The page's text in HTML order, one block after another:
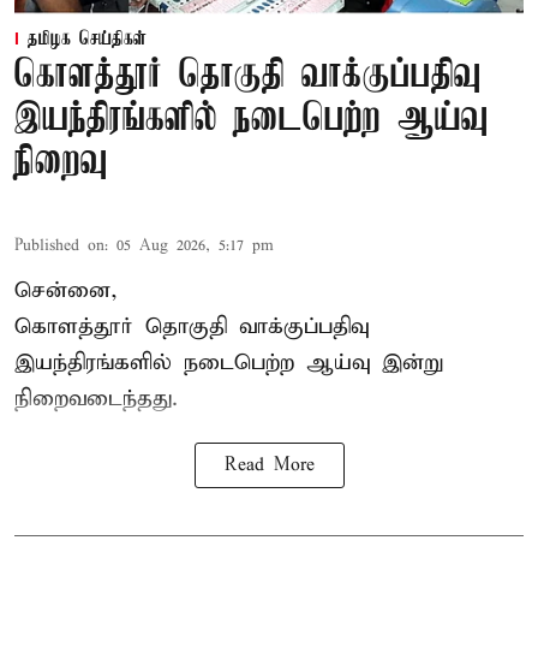
தமிழக செய்திகள்
கொளத்தூர் தொகுதி வாக்குப்பதிவு
இயந்திரங்களில் நடைபெற்ற ஆய்வு
நிறைவு
Published on: 05 Aug 2026, 5:17 pm
சென்னை,
கொளத்தூர் தொகுதி வாக்குப்பதிவு
இயந்திரங்களில் நடைபெற்ற ஆய்வு இன்று
நிறைவடைந்தது.
Read More